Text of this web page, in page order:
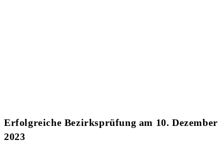
Erfolgreiche Bezirksprüfung am 10. Dezember
2023